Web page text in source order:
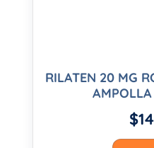
RILATEN 20 MG
$